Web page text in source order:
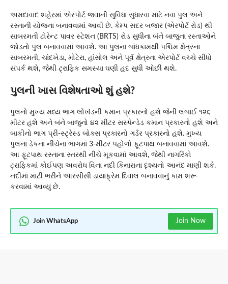
અમદાવાદ શહેરમાં એરપોર્ટ જવાની સુવિધા સુધારવા માટે નવા પુલ અને
રસ્તાની યોજના બનાવવામાં આવી છે. કેમ્પ સદર બજાર (એરપોર્ટ રોડ) થી
સાબરમતી ટોરેન્ટ પાવર સ્ટેશન (BRTS) રોડ સુધીના બંને બાજુના રસ્તાઓને
જોડતો પુલ બનાવવામાં આવશે. આ પુલના બાંધકામથી પશ્ચિમ ક્ષેત્રના
સાબરમતી, ચાંદખેડા, મોટેરા, હાંસોલ અને પૂર્વ ક્ષેત્રના એરપોર્ટ વચ્ચે સીધો
સંપર્ક થશે, જેથી ટ્રાફિક સમસ્યા ઘણી હદ સુધી ઓછી થશે.
પુલની ખાસ વિશેષતાઓ શું હશે?
પુલનો મુખ્ય મધ્ય ભાગ લોખંડની કમાન પ્રકારનો હશે જેની લંબાઈ ૧૨૬
મીટર હશે અને બંને બાજુનો ૪૨ મીટર સસ્પેન્ડેડ કમાન પ્રકારનો હશે અને
બાકીનો ભાગ પ્રી-સ્ટ્રેસ્ડ બોક્સ પ્રકારનો ગર્ડર પ્રકારનો હશે. મુખ્ય
પુલના ડેકના નીચેના ભાગમાં 3-મીટર પહોળો ફૂટપાથ બનાવવામાં આવશે.
આ ફૂટપાથ રસ્તાના સ્તરથી નીચે મૂકવામાં આવશે, જેથી નાગરિકો
ટ્રાફિકમાં કોઈપણ અવરોધ વિના નદી કિનારાના દૃશ્યનો આનંદ માણી શકે.
નદીમાં માટી ભરીને આરસીસી ડાયાફ્રેમ દિવાલ બનાવવાનું કામ શરૂ
કરવામાં આવ્યું છે.
Join WhatsApp Join Now